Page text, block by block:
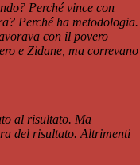
Perché vince con
Perché ha metodologia.
con il povero
e Zidane, ma correvano
al risultato. Ma
del risultato. Altrimenti